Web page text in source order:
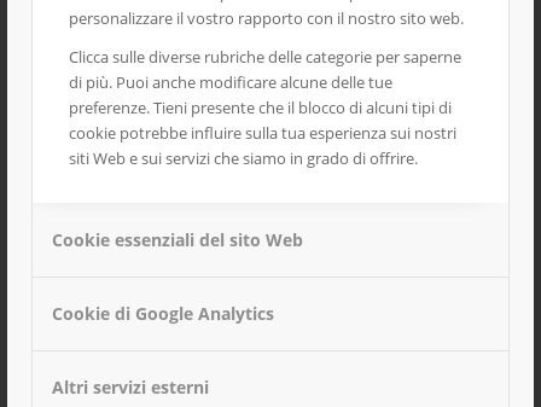
personalizzare il vostro rapporto con il nostro sito web.
Clicca sulle diverse rubriche delle categorie per saperne
di più. Puoi anche modificare alcune delle tue
preferenze. Tieni presente che il blocco di alcuni tipi di
cookie potrebbe influire sulla tua esperienza sui nostri
siti Web e sui servizi che siamo in grado di offrire.
Cookie essenziali del sito Web
Cookie di Google Analytics
Altri servizi esterni